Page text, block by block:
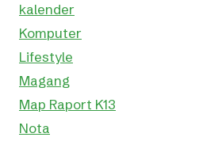
kalender
Komputer
Lifestyle
Magang
Map Raport K13
Nota